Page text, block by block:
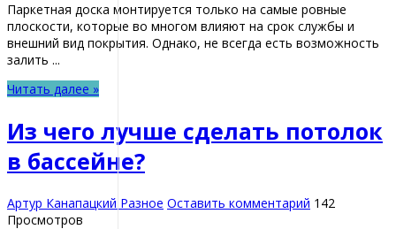
Паркетная доска монтируется только на самые ровные
плоскости, которые во многом влияют на срок службы и
внешний вид покрытия. Однако, не всегда есть возможность
залить ...
Читать далее »
Из чего лучше сделать потолок
в бассейне?
Артур Канапацкий Разное Оставить комментарий 142
Просмотров